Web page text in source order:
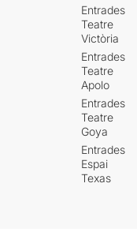
Entrades
Teatre
Victòria
Entrades
Teatre
Apolo
Entrades
Teatre
Goya
Entrades
Espai
Texas